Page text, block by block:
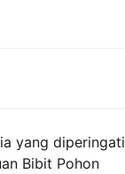
yang diperingati
Bibit Pohon